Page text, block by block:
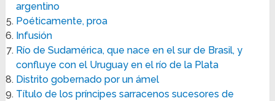
argentino
Poéticamente, proa
Infusión
Río de Sudamérica, que nace en el sur de Brasil, y
confluye con el Uruguay en el río de la Plata
Distrito gobernado por un ámel
Título de los príncipes sarracenos sucesores de